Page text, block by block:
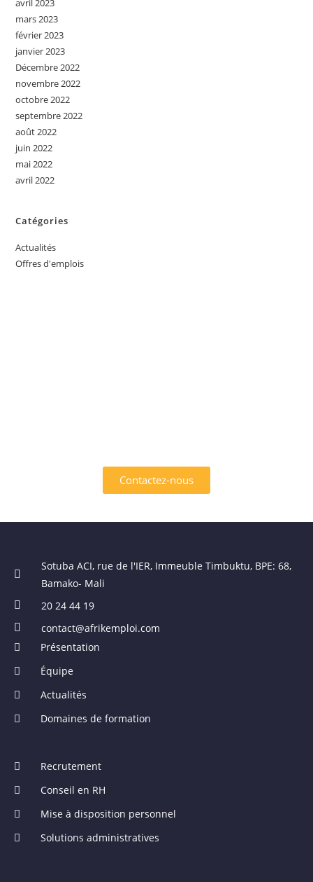
mars 2023
février 2023
janvier 2023
Décembre 2022
novembre 2022
octobre 2022
septembre 2022
août 2022
juin 2022
mai 2022
avril 2022
Catégories
Actualités
Offres d'emplois
Contactez-nous
Sotuba ACI, rue de l'IER, Immeuble Timbuktu, BPE: 68,
Bamako- Mali
20 24 44 19
contact@afrikemploi.com
Présentation
Équipe
Actualités
Domaines de formation
Recrutement
Conseil en RH
Mise à disposition personnel
Solutions administratives